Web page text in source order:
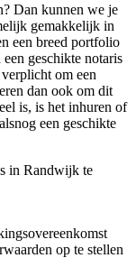
Dan kunnen we je
gemakkelijk in
een breed portfolio
geschikte notaris
om een
dan ook om dit
is, is het inhuren of
een geschikte
in Randwijk te
op te stellen